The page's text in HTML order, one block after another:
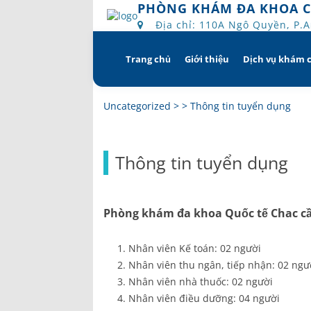
PHÒNG KHÁM ĐA KHOA
Địa chỉ: 110A Ngô Quyền,
Skip
Trang chủ Giới thiệu
Quyền và trách nhiệm
Bác sĩ
Lịch khám bác sĩ
Hồ sơ năng lực
Dịch vụ khám
Khám gì ở
Uncategorized > >Thông tin tuyển dụng
Thông tin tuyển dụng
Phòng khám đa khoa Quốc tế Chac
Nhân viên Kế toán: 02 người
Nhân viên thu ngân, tiếp nhận: 02
Nhân viên nhà thuốc: 02 người
Nhân viên điều dưỡng: 04 người